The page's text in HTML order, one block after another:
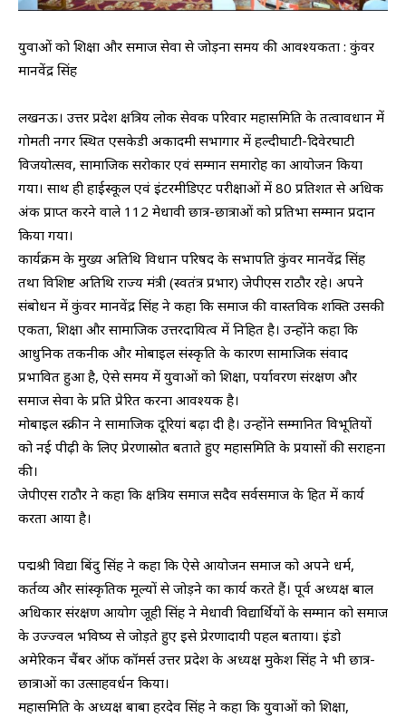
युवाओं को शिक्षा और समाज सेवा से जोड़ना समय की आवश्यकता : कुंवर
मानवेंद्र सिंह
लखनऊ। उत्तर प्रदेश क्षत्रिय लोक सेवक परिवार महासमिति के तत्वावधान में
गोमती नगर स्थित एसकेडी अकादमी सभागार में हल्दीघाटी-दिवेरघाटी
विजयोत्सव, सामाजिक सरोकार एवं सम्मान समारोह का आयोजन किया
गया। साथ ही हाईस्कूल एवं इंटरमीडिएट परीक्षाओं में 80 प्रतिशत से अधिक
अंक प्राप्त करने वाले 112 मेधावी छात्र-छात्राओं को प्रतिभा सम्मान प्रदान
किया गया।
कार्यक्रम के मुख्य अतिथि विधान परिषद के सभापति कुंवर मानवेंद्र सिंह
तथा विशिष्ट अतिथि राज्य मंत्री (स्वतंत्र प्रभार) जेपीएस राठौर रहे। अपने
संबोधन में कुंवर मानवेंद्र सिंह ने कहा कि समाज की वास्तविक शक्ति उसकी
एकता, शिक्षा और सामाजिक उत्तरदायित्व में निहित है। उन्होंने कहा कि
आधुनिक तकनीक और मोबाइल संस्कृति के कारण सामाजिक संवाद
प्रभावित हुआ है, ऐसे समय में युवाओं को शिक्षा, पर्यावरण संरक्षण और
समाज सेवा के प्रति प्रेरित करना आवश्यक है।
मोबाइल स्क्रीन ने सामाजिक दूरियां बढ़ा दी है। उन्होंने सम्मानित विभूतियों
को नई पीढ़ी के लिए प्रेरणास्रोत बताते हुए महासमिति के प्रयासों की सराहना
की।
जेपीएस राठौर ने कहा कि क्षत्रिय समाज सदैव सर्वसमाज के हित में कार्य
करता आया है।
पद्मश्री विद्या बिंदु सिंह ने कहा कि ऐसे आयोजन समाज को अपने धर्म,
कर्तव्य और सांस्कृतिक मूल्यों से जोड़ने का कार्य करते हैं। पूर्व अध्यक्ष बाल
अधिकार संरक्षण आयोग जूही सिंह ने मेधावी विद्यार्थियों के सम्मान को समाज
के उज्ज्वल भविष्य से जोड़ते हुए इसे प्रेरणादायी पहल बताया। इंडो
अमेरिकन चैंबर ऑफ कॉमर्स उत्तर प्रदेश के अध्यक्ष मुकेश सिंह ने भी छात्र-
छात्राओं का उत्साहवर्धन किया।
महासमिति के अध्यक्ष बाबा हरदेव सिंह ने कहा कि युवाओं को शिक्षा,